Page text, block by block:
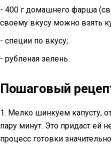
- 400 г домашнего фарша
своему вкусу можно взять
- специи по вкусу;
- рубленая зелень.
Пошаговый
1. Мелко шинкуем капусту,
пару минут. Это придаст ей
процесс готовки